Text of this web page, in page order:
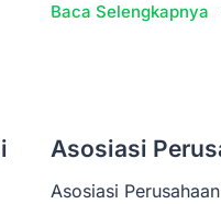
Baca Selengkapnya
Asosiasi
Asosiasi